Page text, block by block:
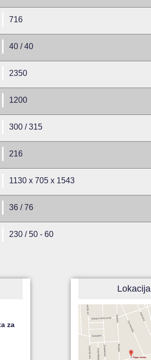
716
40 / 40
2350
1200
300 / 315
216
1130 x 705 x 1543
36 / 76
230 / 50 - 60
za
Lokacija